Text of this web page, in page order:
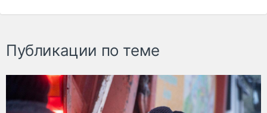
Публикации по теме